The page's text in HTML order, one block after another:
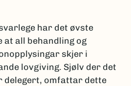
har det øvste
all behandling og
skjer i
lovgiving. Sjølv der det
delegert, omfattar dette